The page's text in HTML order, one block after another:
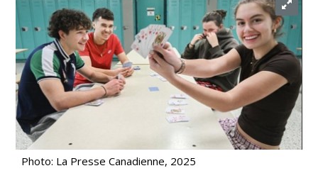
Photo: La Presse Canadienne, 2025